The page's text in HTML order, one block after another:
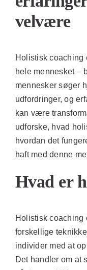
velvære
Holistisk coaching
hele mennesket –
mennesker søger
udfordringer, og
kan være
udforske, hvad
hvordan det
haft med denne
Hvad er
Holistisk coaching
forskellige
individer med at
Det handler om at